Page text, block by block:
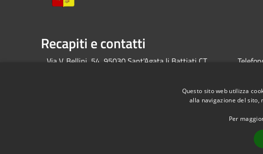
Recapiti e contatti
Via V. Bellini, 54, 95030 Sant'Agata li Battiati CT
Pec:
Questo sito web utilizza
alla navigazione del sito,
Per